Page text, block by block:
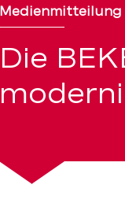
Medienmitteilung
Die